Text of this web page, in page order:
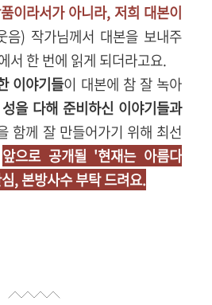
이라서가 아니라, 저희 대본이
음) 작가님께서 대본을 보내주
서 한 번에 읽게 되더라고요.
이야기들이 대본에 참 잘 녹아
을 다해 준비하신 이야기들과
함께 잘 만들어가기 위해 최선
앞으로 공개될 '현재는 아름다
, 본방사수 부탁 드려요.